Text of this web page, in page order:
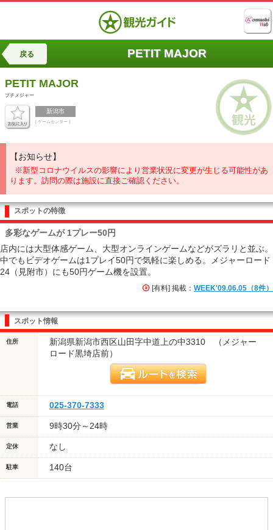
戻る PETIT MAJOR
PETIT MAJOR
プチメジャー
新潟市
[ ゲームセンター ]
【お知らせ】
※新型コロナウイルスの影響により営業状況に変更が生じる可能性があ
ります。訪問の際は施設に直接ご確認ください。
スポットの特徴
多彩なゲームが 1プレー50円
店内には大型体感ゲーム、大型オンラインゲームなどがズラリと並ぶ。
中でもビデオゲームは1プレイ50円で気軽に楽しめる。メジャーロード
24（見附市）にも50円ゲーム機を設置。
[有料] 掲載： WEEK'09.06.05（8件）
スポット情報
住所
新潟県新潟市西区山田字中道上の中3310 （メジャー
ロード黒埼店前）
電話 025-370-7333
営業 9時30分～24時
定休 なし
駐車 140台